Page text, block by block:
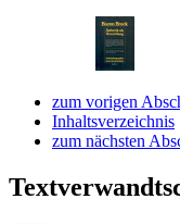
zum vorigen
Inhaltsverzeichnis
zum nächsten